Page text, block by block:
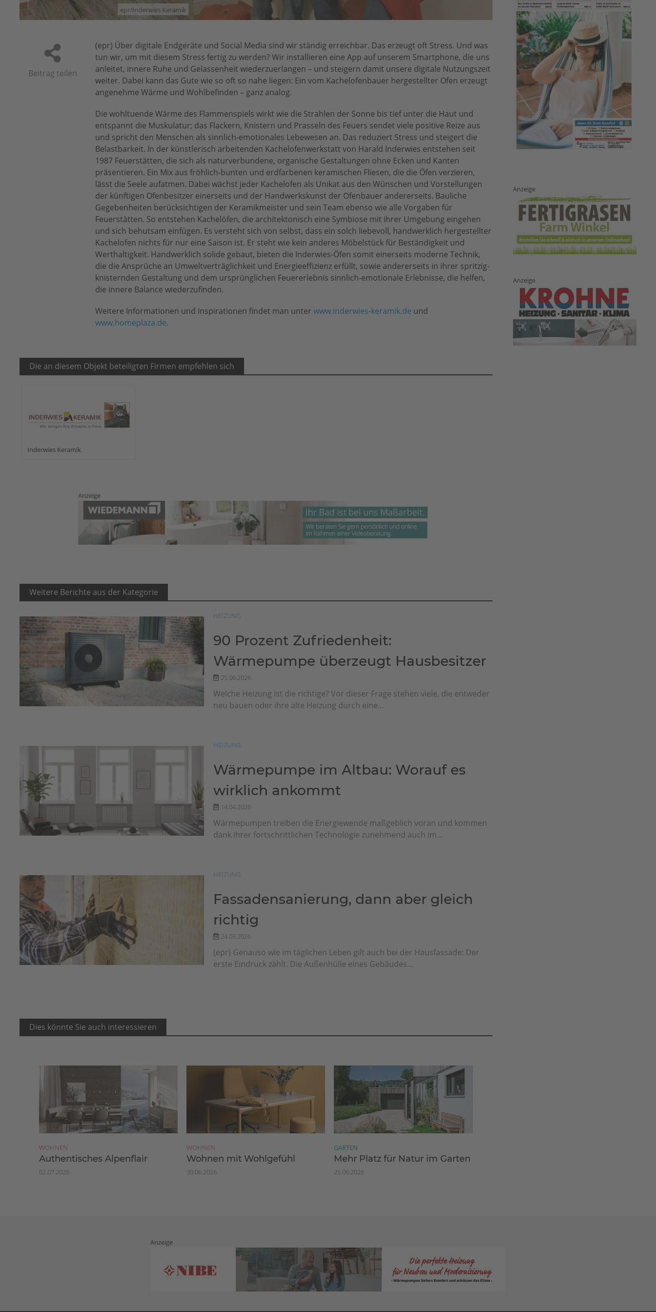
Beitrag teilen
(epr) Über digitale Endgeräte und Social Media sind wir ständig erreichbar. Das erzeugt oft Stress. Und was
tun wir, um mit diesem Stress fertig zu werden? Wir installieren eine App auf unserem Smartphone, die uns
anleitet, innere Ruhe und Gelassenheit wiederzuerlangen – und steigern damit unsere digitale Nutzungszeit
weiter. Dabei kann das Gute wie so oft so nahe liegen: Ein vom Kachelofenbauer hergestellter Ofen erzeugt
angenehme Wärme und Wohlbefinden – ganz analog.
Die wohltuende Wärme des Flammenspiels wirkt wie die Strahlen der Sonne bis tief unter die Haut und
entspannt die Muskulatur; das Flackern, Knistern und Prasseln des Feuers sendet viele positive Reize aus
und spricht den Menschen als sinnlich-emotionales Lebewesen an. Das reduziert Stress und steigert die
Belastbarkeit. In der künstlerisch arbeitenden Kachelofenwerkstatt von Harald Inderwies entstehen seit
1987 Feuerstätten, die sich als naturverbundene, organische Gestaltungen ohne Ecken und Kanten
präsentieren. Ein Mix aus fröhlich-bunten und erdfarbenen keramischen Fliesen, die die Öfen verzieren,
lässt die Seele aufatmen. Dabei wächst jeder Kachelofen als Unikat aus den Wünschen und Vorstellungen
der künftigen Ofenbesitzer einerseits und der Handwerkskunst der Ofenbauer andererseits. Bauliche
Gegebenheiten berücksichtigen der Keramikmeister und sein Team ebenso wie alle Vorgaben für
Feuerstätten. So entstehen Kachelöfen, die architektonisch eine Symbiose mit ihrer Umgebung eingehen
und sich behutsam einfügen. Es versteht sich von selbst, dass ein solch liebevoll, handwerklich hergestellter
Kachelofen nichts für nur eine Saison ist. Er steht wie kein anderes Möbelstück für Beständigkeit und
Werthaltigkeit. Handwerklich solide gebaut, bieten die Inderwies-Öfen somit einerseits moderne Technik,
die die Ansprüche an Umweltverträglichkeit und Energieeffizienz erfüllt, sowie andererseits in ihrer spritzig-
knisternden Gestaltung und dem ursprünglichen Feuererlebnis sinnlich-emotionale Erlebnisse, die helfen,
die innere Balance wiederzufinden.
Weitere Informationen und Inspirationen findet man unter www.inderwies-keramik.de und
www.homeplaza.de.
Die an diesem Objekt beteiligten Firmen empfehlen sich
Inderwies Keramik
Anzeige
Weitere Berichte aus der Kategorie
HEIZUNG
90 Prozent Zufriedenheit:
Wärmepumpe überzeugt Hausbesitzer
25.06.2026
Welche Heizung ist die richtige? Vor dieser Frage stehen viele, die entweder
neu bauen oder ihre alte Heizung durch eine...
HEIZUNG
Wärmepumpe im Altbau: Worauf es
wirklich ankommt
14.04.2026
Wärmepumpen treiben die Energiewende maßgeblich voran und kommen
dank ihrer fortschrittlichen Technologie zunehmend auch im...
HEIZUNG
Fassadensanierung, dann aber gleich
richtig
24.03.2026
(epr) Genauso wie im täglichen Leben gilt auch bei der Hausfassade: Der
erste Eindruck zählt. Die Außenhülle eines Gebäudes...
Dies könnte Sie auch interessieren
WOHNEN
Authentisches Alpenflair
02.07.2026
WOHNEN
Wohnen mit Wohlgefühl
30.06.2026
GARTEN
Mehr Platz für Natur im Garten
25.06.2026
Anzeige
Anzeige
Anzeige